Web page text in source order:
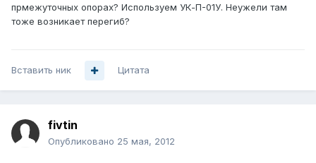
прмежуточных опорах? Используем УК-П-01У. Неужели там
тоже возникает перегиб?
Вставить ник Цитата
fivtin
Опубликовано 25 мая, 2012